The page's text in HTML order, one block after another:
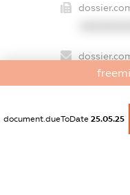
document.dueToDate 25.05.25